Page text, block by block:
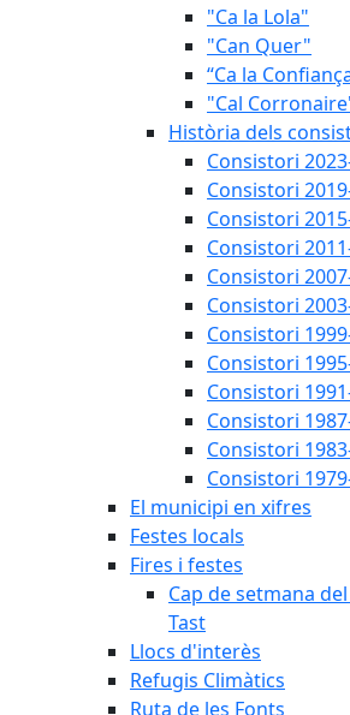
"Ca la Lola"
"Can Quer"
“Ca la
"Cal
Història dels
Consistori
Consistori
Consistori
Consistori
Consistori
Consistori
Consistori
Consistori
Consistori
Consistori
Consistori
Consistori
El municipi en xifres
Festes locals
Fires i festes
Cap de setmana
Tast
Llocs d'interès
Refugis Climàtics
Ruta de les Fonts